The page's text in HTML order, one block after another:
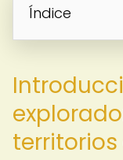
Índice